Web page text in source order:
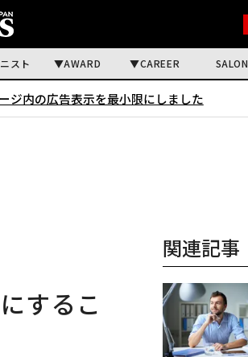
スト AWARD CAREER SALON
ジ内の広告表示を最小限にしました
するこ
関連記事